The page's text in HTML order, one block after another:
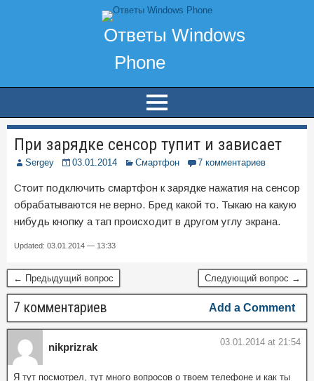
При зарядке сенсор тупит и зависает
Sergey 03.01.2014 Смартфон 7 комментариев
Стоит подключить смартфон к зарядке нажатия на сенсор
обрабатываются не верно. Бред какой то. Тыкаю на какую
нибудь кнопку а тап происходит в другом углу экрана.
Updated: 03.01.2014 — 13:33
← Предыдущий вопрос Следующий вопрос →
7 комментариев Add a Comment
nikprizrak 03.01.2014 at 21:54
Я тут посмотрел, тут много вопросов о твоем телефоне и как ты